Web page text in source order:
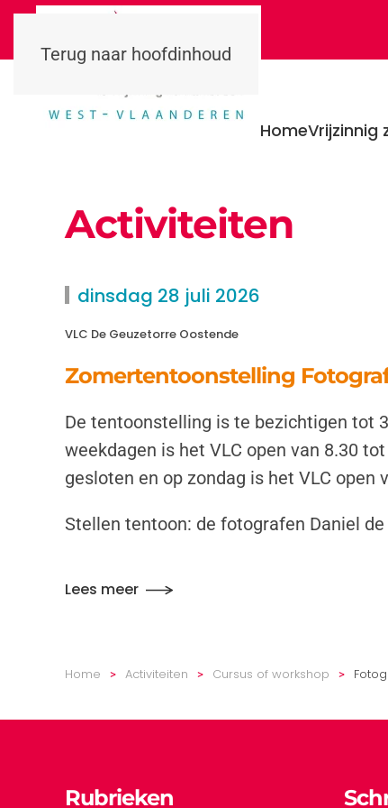
Terug naar hoofdinhoud
HomeVrijzinnig
Activiteiten
dinsdag 28 juli 2026
VLC De Geuzetorre Oostende
Zomertentoonstelling
De tentoonstelling is te bezichtigen tot
weekdagen is het VLC open van 8.30
gesloten en op zondag is het VLC
Stellen tentoon: de fotografen Daniel
Lees meer
Home Activiteiten Cursus of workshop
Rubrieken